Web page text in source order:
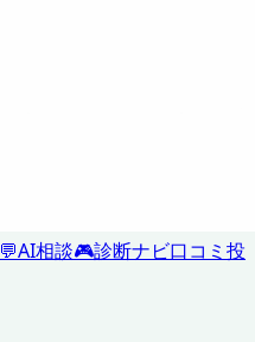
💬AI相談🎮診断ナビ口コミ投